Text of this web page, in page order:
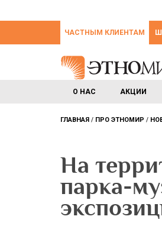
ЧАСТНЫМ КЛИЕНТАМ
О НАС АКЦИИ
ГЛАВНАЯ ПРО ЭТНОМИР
На
парка-